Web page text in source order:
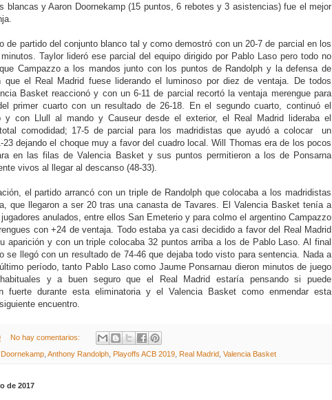
blancas y Aaron Doornekamp (15 puntos, 6 rebotes y 3 asistencias) fue el mejor
de partido del conjunto blanco tal y como demostró con un 20-7 de parcial en los
Taylor lideró ese parcial del equipo dirigido por Pablo Laso pero todo no
Campazzo a los mandos junto con los puntos de Randolph y la defensa de
que el Real Madrid fuese liderando el luminoso por diez de ventaja. De todos
Basket reaccionó y con un 6-11 de parcial recortó la ventaja merengue para
primer cuarto con un resultado de 26-18. En el segundo cuarto, continuó el
y con Llull al mando y Causeur desde el exterior, el Real Madrid lideraba el
comodidad; 17-5 de parcial para los madridistas que ayudó a colocar un
23 dejando el choque muy a favor del cuadro local. Will Thomas era de los pocos
en las filas de Valencia Basket y sus puntos permitieron a los de Ponsarna
vivos al llegar al descanso (48-33).
el partido arrancó con un triple de Randolph que colocaba a los madridistas
que llegaron a ser 20 tras una canasta de Tavares. El Valencia Basket tenía a
anulados, entre ellos San Emeterio y para colmo el argentino Campazzo
con +24 de ventaja. Todo estaba ya casi decidido a favor del Real Madrid
aparición y con un triple colocaba 32 puntos arriba a los de Pablo Laso. Al final
se llegó con un resultado de 74-46 que dejaba todo visto para sentencia. Nada a
período, tanto Pablo Laso como Jaume Ponsarnau dieron minutos de juego
y a buen seguro que el Real Madrid estaría pensando si puede
fuerte durante esta eliminatoria y el Valencia Basket como enmendar esta
encuentro.
No hay comentarios:
Anthony Randolph Playoffs ACB 2019 Real Madrid Valencia Basket
de 2017